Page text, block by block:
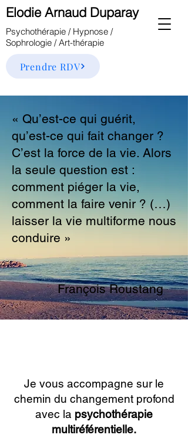
Elodie Arnaud Duparay
Psychothérapie / Hypnose /
Sophrologie / Art-thérapie
Prendre RDV
« Qu’est-ce qui guérit,
qu’est-ce qui fait changer ?
C’est la force de la vie. Alors
la seule question est :
comment piéger la vie,
comment la faire venir ? (…)
laisser la vie multiforme nous
conduire »
François Roustang
Je vous accompagne sur le
chemin du changement profond
avec la psychothérapie
multiréférentielle.